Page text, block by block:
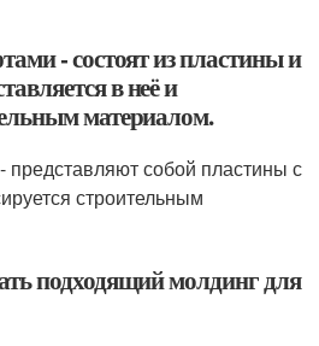
- состоят из пластины и
в неё и
материалом.
представляют собой пластины с
строительным
подходящий молдинг для